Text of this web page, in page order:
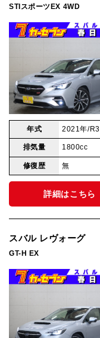
STIスポーツEX 4WD
年式 2021年/R3
排気量 1800cc
修復歴 無
詳細はこちら
スバル レヴォーグ
GT-H EX